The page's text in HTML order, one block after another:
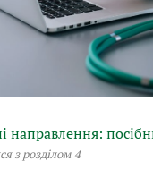
направлення:
з розділом 4